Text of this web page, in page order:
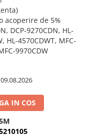
acoperire de 5%
DCP-9270CDN, HL-
HL-4570CDWT, MFC-
9970CDW
IN COS